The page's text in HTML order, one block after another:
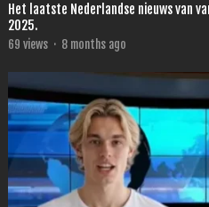
Het laatste Nederlandse nieuws van
2025.
69 views · 8 months ago